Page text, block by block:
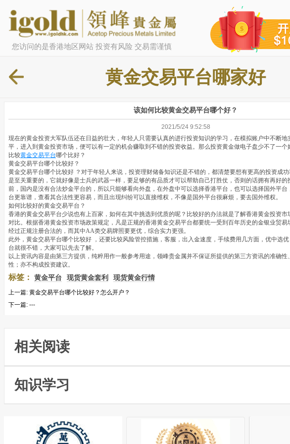
您访问的是香港地区网站 投资有风险 交易需谨慎
黄金交易平台哪家好
该如何比较黄金交易平台哪个好？
2021/5/24 9:52:58
现在的黄金投资大军队伍还在日益的壮大，年轻人只需要认真的进行投资知识的学习，在模拟账户中不断
平，进入到黄金投资市场，便可以有一定的机会赚取到不错的投资收益。那么投资黄金做电子盘少不了一个
比较黄金交易平台哪个比好？
黄金交易平台哪个比较好？
黄金交易平台哪个比较好 ？对于年轻人来说，投资理财储备知识还是不错的，都清楚要想有更高的投资成
是至关重要的，它就好像是士兵的武器一样，要足够的有品质才可以帮助自己打胜仗，否则的话拥有再好的
前，国内是没有合法炒金平台的，所以只能够看向外盘，在外盘中可以选择香港平台，也可以选择国外平
台更靠谱，查看其合法性更容易，而且出现纠纷可以直接维权，不像是国外平台很麻烦，要去国外维权。
如何比较好的黄金交易平台？
香港的黄金交易平台少说也有上百家，如何在其中挑选到优质的呢？比较好的办法就是了解香港黄金投资市
对比。根据香港黄金投资市场政策规定，凡是正规的香港黄金交易平台都要统一受到百年历史的金银业贸易
经过正规注册合法的，而其中AA类交易牌照要更优，综合实力更强。
此外，黄金交易平台哪个比较好 ，还要比较风险管控措施，客服，出入金速度，手续费用几方面，优中选
台就很不错，大家可以先去了解。
以上资讯内容是由第三方提供，纯粹用作一般参考用途，领峰贵金属并不保证所提供的第三方资讯的准确性
性；亦不构成投资建议。
标签： 黄金平台 现货黄金套利 现货黄金行情
上一篇: 黄金交易平台哪个比较好？怎么开户？
下一篇: ---
相关阅读
知识学习